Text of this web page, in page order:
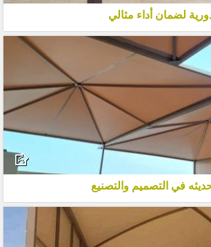
لضمان أداء مثالي
في التصميم والتصنيع